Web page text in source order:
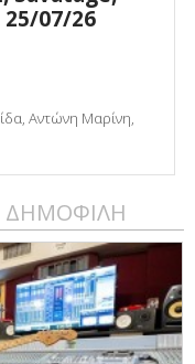
25/07/26
Αντώνη Μαρίνη,
ΔΗΜΟΦΙΛΗ